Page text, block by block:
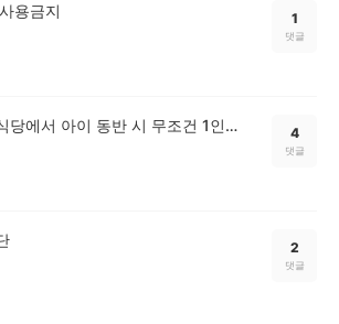
용금지 1
댓글
[동네질문] 카페나 식당에서 아이 동반 시 무조건 1인 1메뉴, 이건 문제다 vs 괜찮다? 4
댓글
2
댓글